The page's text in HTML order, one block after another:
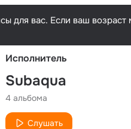
для вас. Если ваш
Исполнитель
Subaqua
4 альбома
Слушать